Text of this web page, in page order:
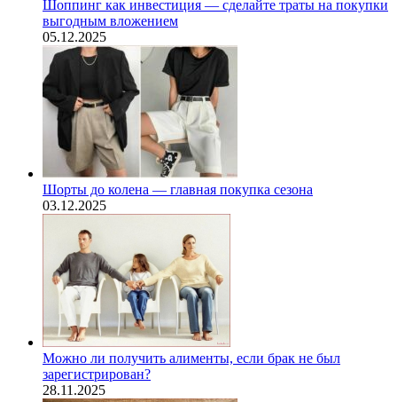
Шоппинг как инвестиция — сделайте траты на покупки
выгодным вложением
05.12.2025
Шорты до колена — главная покупка сезона
03.12.2025
Можно ли получить алименты, если брак не был
зарегистрирован?
28.11.2025